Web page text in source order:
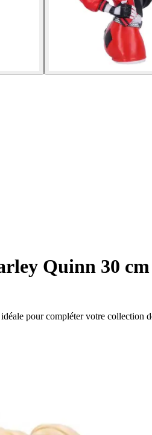
Quinn 30 cm
pour compléter votre collection